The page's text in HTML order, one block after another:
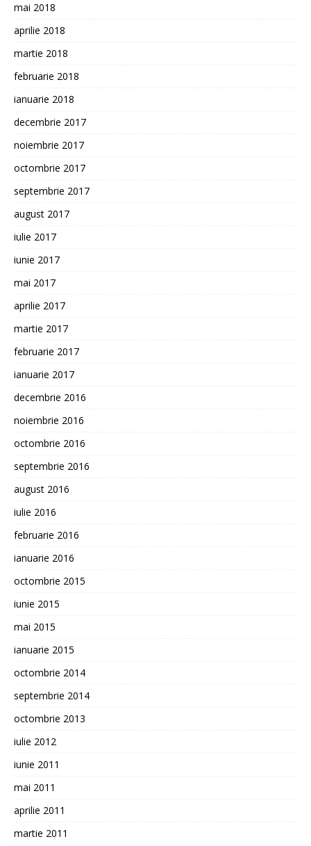
mai 2018
aprilie 2018
martie 2018
februarie 2018
ianuarie 2018
decembrie 2017
noiembrie 2017
octombrie 2017
septembrie 2017
august 2017
iulie 2017
iunie 2017
mai 2017
aprilie 2017
martie 2017
februarie 2017
ianuarie 2017
decembrie 2016
noiembrie 2016
octombrie 2016
septembrie 2016
august 2016
iulie 2016
februarie 2016
ianuarie 2016
octombrie 2015
iunie 2015
mai 2015
ianuarie 2015
octombrie 2014
septembrie 2014
octombrie 2013
iulie 2012
iunie 2011
mai 2011
aprilie 2011
martie 2011